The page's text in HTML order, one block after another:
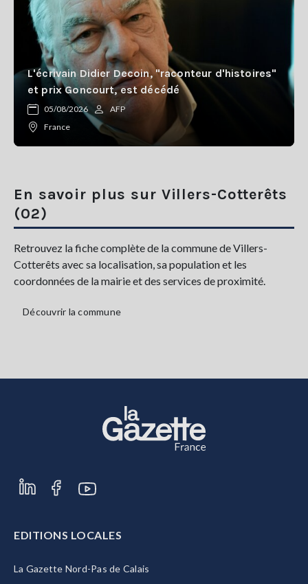
L'écrivain Didier Decoin, "raconteur d'histoires"
et prix Goncourt, est décédé
05/08/2026
AFP
France
En savoir plus sur Villers-Cotterêts
(02)
Retrouvez la fiche complète de la commune de Villers-
Cotterêts avec sa localisation, sa population et les
coordonnées de la mairie et des services de proximité.
Découvrir la commune
EDITIONS LOCALES
La Gazette Nord-Pas de Calais